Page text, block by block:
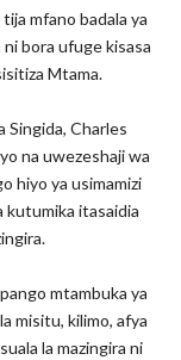
mfano badala ya
bora ufuge kisasa
Mtama.
Singida, Charles
na uwezeshaji wa
hiyo ya usimamizi
kutumika itasaidia
mtambuka ya
misitu, kilimo, afya
la mazingira ni